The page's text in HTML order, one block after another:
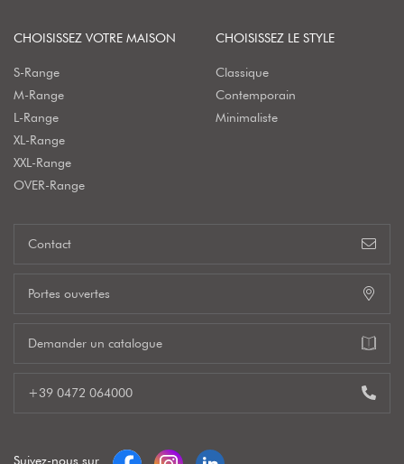
CHOISISSEZ VOTRE MAISON
S-Range
M-Range
L-Range
XL-Range
XXL-Range
OVER-Range
CHOISISSEZ LE STYLE
Classique
Contemporain
Minimaliste
Contact
Portes ouvertes
Demander un catalogue
+39 0472 064000
Suivez-nous sur